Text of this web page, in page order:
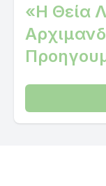
«Η Θεία